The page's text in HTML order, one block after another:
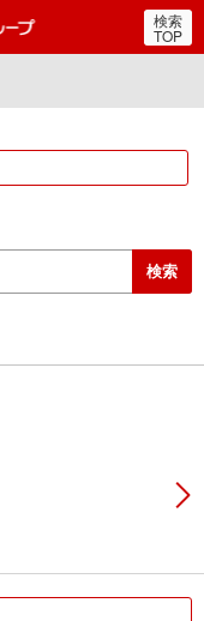
郵便局・日本郵政グルー
検索
TOP